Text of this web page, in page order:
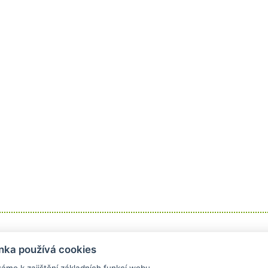
Kontakt
používá cookies